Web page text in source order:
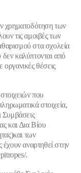
χρηματοδότηση των
τις αμοιβές των
στα σχολεία
καλύπτονται από
θέσεις
που
στοιχεία,
Συμβάσεις
και Δια Βίου
των
αναρτηθεί στην
.